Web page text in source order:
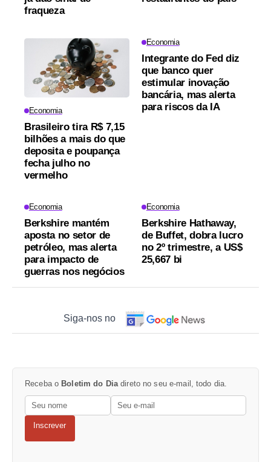
fraqueza
Economia
Brasileiro tira R$ 7,15
bilhões a mais do que
deposita e poupança
fecha julho no
vermelho
Economia
Integrante do Fed diz
que banco quer
estimular inovação
bancária, mas alerta
para riscos da IA
Economia
Berkshire mantém
aposta no setor de
petróleo, mas alerta
para impacto de
guerras nos negócios
Economia
Berkshire Hathaway,
de Buffet, dobra lucro
no 2º trimestre, a US$
25,667 bi
Siga-nos no
Receba o Boletim do Dia direto no seu e-mail, todo dia.
Inscrever